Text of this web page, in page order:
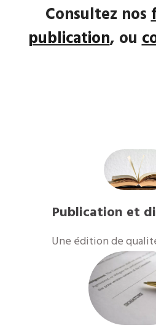
Consultez nos
publication, ou
Publication et
​Une édition de